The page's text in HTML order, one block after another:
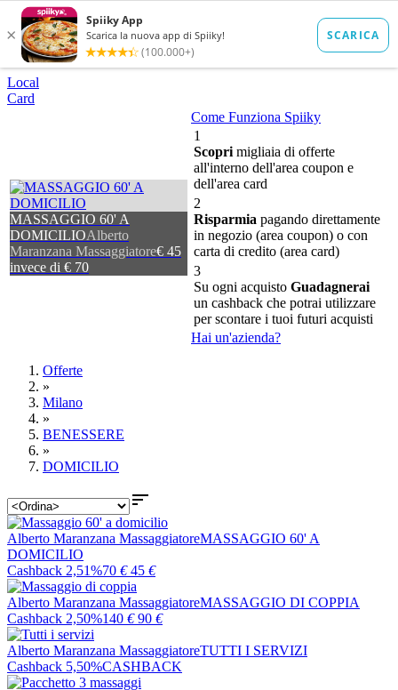
Local
Card
MASSAGGIO 60' A
DOMICILIOAlberto
Maranzana Massaggiatore€ 45
invece di € 70
Come Funziona Spiiky
1
Scopri migliaia di offerte
all'interno dell'area coupon e
dell'area card
2
Risparmia pagando direttamente
in negozio (area coupon) o con
carta di credito (area card)
3
Su ogni acquisto Guadagnerai
un cashback che potrai utilizzare
per scontare i tuoi futuri acquisti
Hai un'azienda?
Offerte
»
Milano
»
BENESSERE
»
DOMICILIO

Alberto Maranzana MassaggiatoreMASSAGGIO 60' A
DOMICILIO
Cashback 2,51%70 € 45 €
Alberto Maranzana MassaggiatoreMASSAGGIO DI COPPIA
Cashback 2,50%140 € 90 €
Alberto Maranzana MassaggiatoreTUTTI I SERVIZI
Cashback 5,50%CASHBACK